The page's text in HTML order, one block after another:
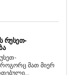
ᲠᲣᲡᲔᲗ-